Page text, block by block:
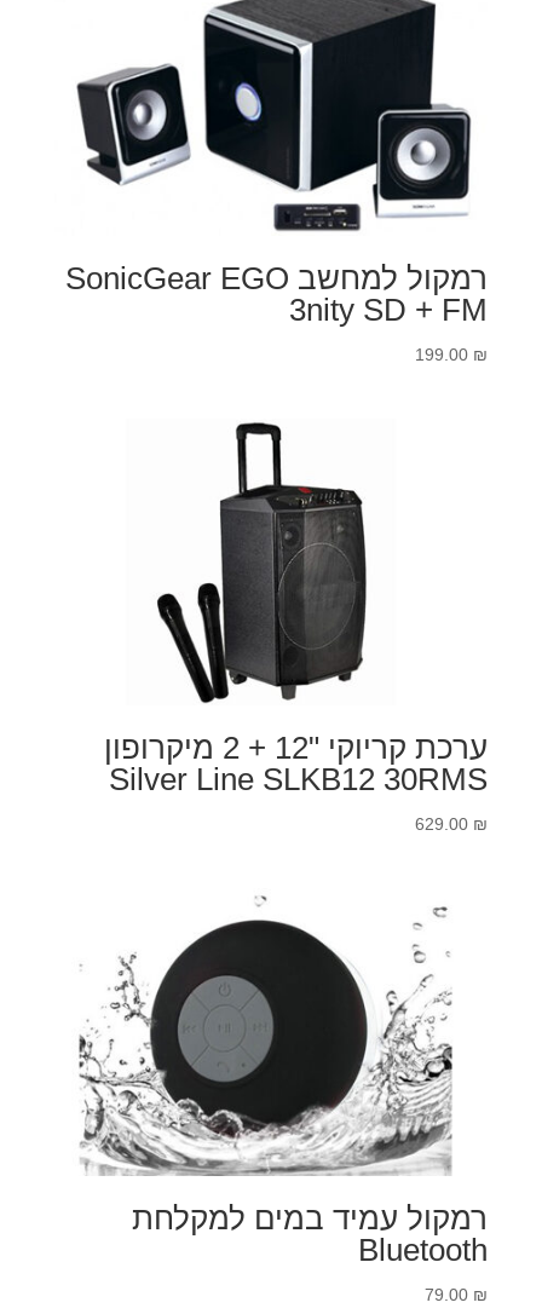
רמקול למחשב SonicGear EGO
3nity SD + FM
199.00 ₪
ערכת קריוקי "12 + 2 מיקרופון
Silver Line SLKB12 30RMS
629.00 ₪
רמקול עמיד במים למקלחת
Bluetooth
79.00 ₪